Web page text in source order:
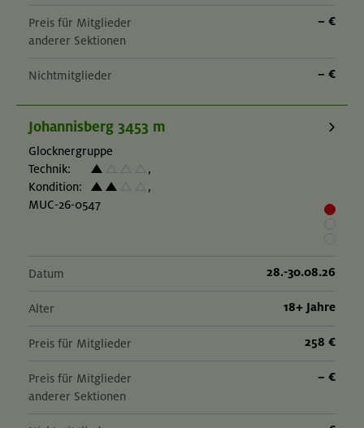
Preis für Mitglieder
anderer Sektionen
– €
Nichtmitglieder – €
Johannisberg 3453 m
Glocknergruppe
Technik:
,
Kondition:
,
MUC-26-0547
Datum 28.-30.08.26
Alter 18+ Jahre
Preis für Mitglieder 258 €
Preis für Mitglieder
anderer Sektionen
– €